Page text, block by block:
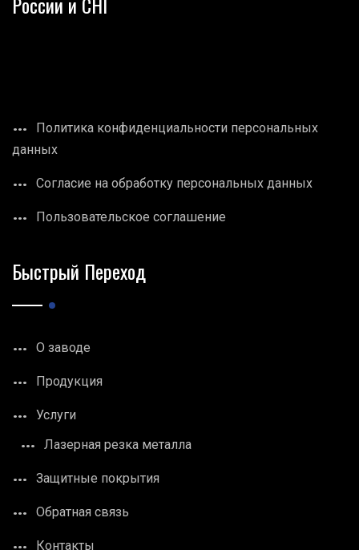
Политика конфиденциальности персональных
данных
Согласие на обработку персональных данных
Пользовательское соглашение
Быстрый Переход
О заводе
Продукция
Услуги
Лазерная резка металла
Защитные покрытия
Обратная связь
Контакты